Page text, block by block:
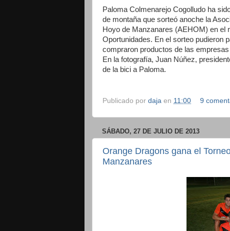
Paloma Colmenarejo Cogolludo ha
de montaña que sorteó anoche la
Hoyo de Manzanares (AEHOM) en el
Oportunidades. En el sorteo pudieron
compraron productos de las
En la fotografía, Juan Núñez,
de la bici a Paloma.
Publicado por daja en 11:00 9
SÁBADO, 27 DE JULIO DE 2013
Orange Dragons gana el
Manzanares